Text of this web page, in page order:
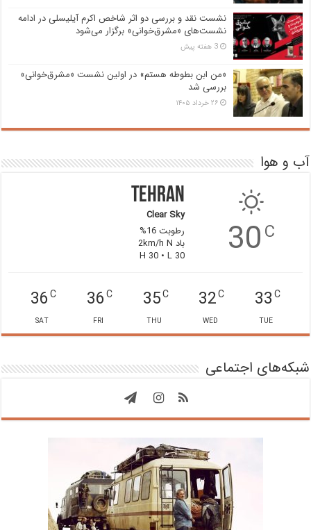
نشست نقد و بررسی دو اثر شاخص اکرم آیلیسلی در ادامه
نشست‌های «مشرق‌خوانی» برگزار می‌شود
3 هفته پیش
«من ابن بطوطه هستم» در اولین نشست «مشرق‌خوانی»
بررسی شد
۲۶ خرداد ۱۴۰۵
آب و هوا
30C
Tehran
Clear Sky
رطوبت 16%
باد 2km/h N
H 30 • L 30
33C
TUE
32C
WED
35C
THU
36C
FRI
36C
SAT
شبکه‌های اجتماعی